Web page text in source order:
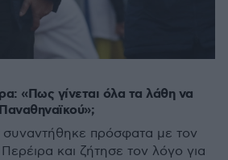
«Πως γίνεται όλα τα λάθη να
πρόσφατα με τον
και ζήτησε τον λόγο για